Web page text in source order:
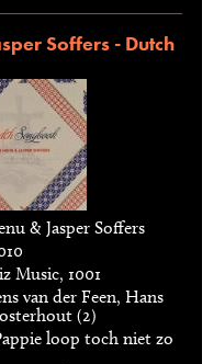
Soffers - Dutch
& Jasper Soffers
Music, 1001
van der Feen, Hans
(2)
loop toch niet zo